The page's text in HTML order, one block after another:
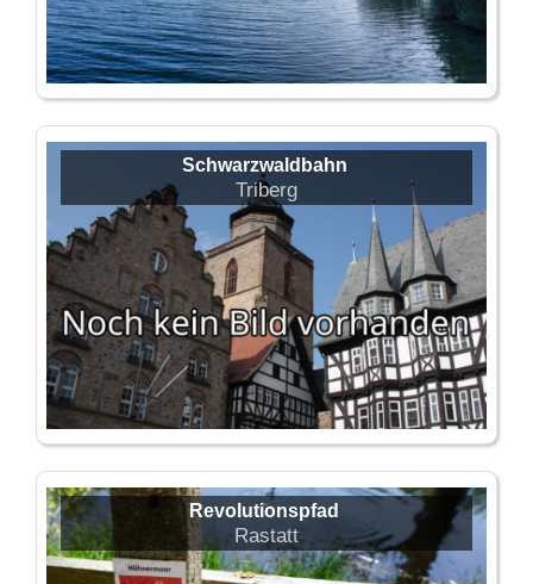
Schwarzwaldbahn
Triberg
Revolutionspfad
Rastatt